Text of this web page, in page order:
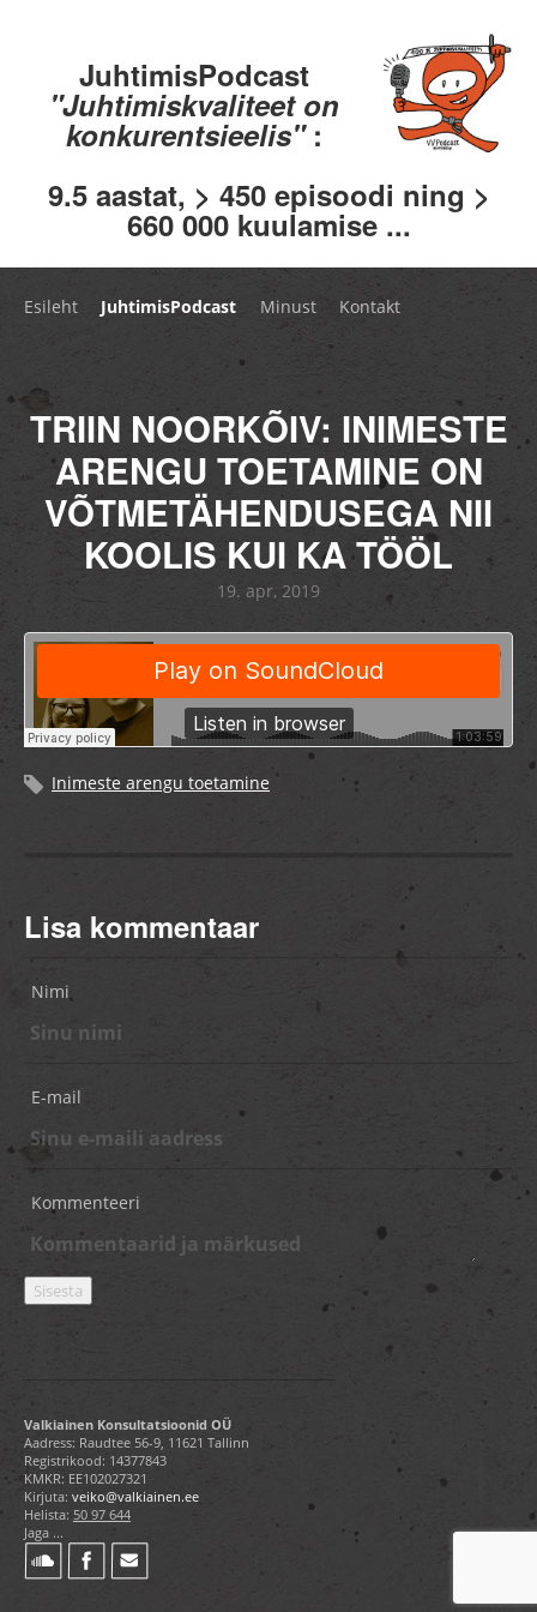
JuhtimisPodcast
"Juhtimiskvaliteet on
konkurentsieelis" :
9.5 aastat, > 450 episoodi ning >
660 000 kuulamise ...
Esileht JuhtimisPodcast Minust Kontakt
TRIIN NOORKÕIV: INIMESTE
ARENGU TOETAMINE ON
VÕTMETÄHENDUSEGA NII
KOOLIS KUI KA TÖÖL
19. apr, 2019
Inimeste arengu toetamine
Lisa kommentaar
Nimi
E-mail
Kommenteeri
Valkiainen Konsultatsioonid OÜ
Aadress: Raudtee 56-9, 11621 Tallinn
Registrikood: 14377843
KMKR: EE102027321
Kirjuta: veiko@valkiainen.ee
Helista: 50 97 644
Jaga ...